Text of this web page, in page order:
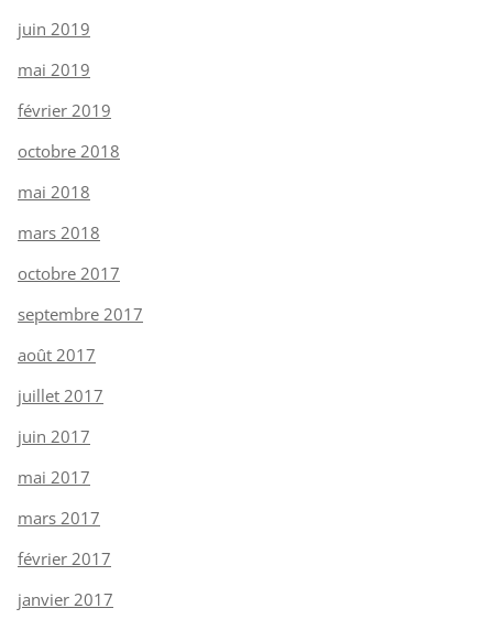
juin 2019
mai 2019
février 2019
octobre 2018
mai 2018
mars 2018
octobre 2017
septembre 2017
août 2017
juillet 2017
juin 2017
mai 2017
mars 2017
février 2017
janvier 2017